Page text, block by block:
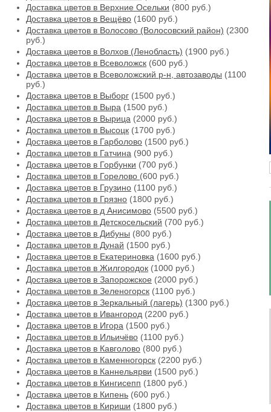
Доставка цветов в Верхние Осельки (800 руб.)
Доставка цветов в Вещёво (1600 руб.)
Доставка цветов в Волосово (Волосовский район) (2300
руб.)
Доставка цветов в Волхов (Ленобласть) (1900 руб.)
Доставка цветов в Всеволожск (600 руб.)
Доставка цветов в Всеволожский р-н, автозаводы (1100
руб.)
Доставка цветов в Выборг (1500 руб.)
Доставка цветов в Выра (1500 руб.)
Доставка цветов в Вырица (2000 руб.)
Доставка цветов в Высоцк (1700 руб.)
Доставка цветов в Гарболово (1500 руб.)
Доставка цветов в Гатчина (900 руб.)
Доставка цветов в Горбунки (700 руб.)
Доставка цветов в Горелово (600 руб.)
Доставка цветов в Грузино (1100 руб.)
Доставка цветов в Грязно (1800 руб.)
Доставка цветов в д Анисимово (5500 руб.)
Доставка цветов в Детскосельский (700 руб.)
Доставка цветов в Дибуны (800 руб.)
Доставка цветов в Дунай (1500 руб.)
Доставка цветов в Екатериновка (1600 руб.)
Доставка цветов в Жилгородок (1000 руб.)
Доставка цветов в Запорожское (2000 руб.)
Доставка цветов в Зеленогорск (1100 руб.)
Доставка цветов в Зеркальный (лагерь) (1300 руб.)
Доставка цветов в Ивангород (2200 руб.)
Доставка цветов в Игора (1500 руб.)
Доставка цветов в Ильичёво (1100 руб.)
Доставка цветов в Кавголово (800 руб.)
Доставка цветов в Каменногорск (2200 руб.)
Доставка цветов в Каннельярви (1500 руб.)
Доставка цветов в Кингисепп (1800 руб.)
Доставка цветов в Кипень (600 руб.)
Доставка цветов в Кириши (1800 руб.)